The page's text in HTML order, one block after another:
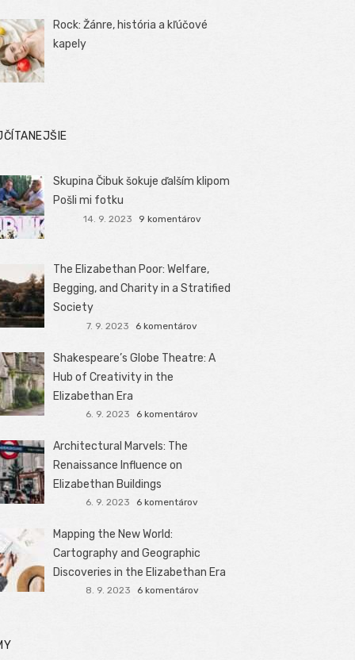
Rock: Žánre, história a kľúčové
kapely
Skupina Čibuk šokuje ďalším klipom
Pošli mi fotku
14. 9. 2023 9 komentárov
The Elizabethan Poor: Welfare,
Begging, and Charity in a Stratified
Society
7. 9. 2023 6 komentárov
Shakespeare’s Globe Theatre: A
Hub of Creativity in the
Elizabethan Era
6. 9. 2023 6 komentárov
Architectural Marvels: The
Renaissance Influence on
Elizabethan Buildings
6. 9. 2023 6 komentárov
Mapping the New World:
Cartography and Geographic
Discoveries in the Elizabethan Era
8. 9. 2023 6 komentárov